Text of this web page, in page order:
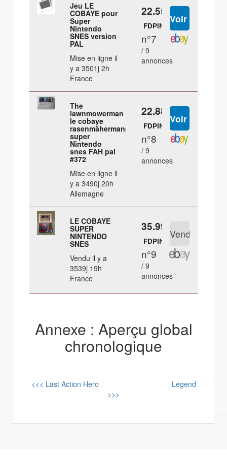
Jeu LE
COBAYE pour
Super
Nintendo
SNES version
PAL
Mise en ligne il
y a 3501j 2h
France
22.55 €
FDPIN
n°7
/ 9
annonces
The
lawnmowerman
le cobaye
rasenmähermann-
super
Nintendo
snes FAH pal
#372
Mise en ligne il
y a 3490j 20h
Allemagne
22.88 €
FDPIN
n°8
/ 9
annonces
LE COBAYE
SUPER
NINTENDO
SNES
Vendu il y a
3539j 19h
France
35.99 €
FDPIN
n°9
/ 9
annonces
Annexe : Aperçu global
chronologique
<<< Last Action Hero
Legend
>>>